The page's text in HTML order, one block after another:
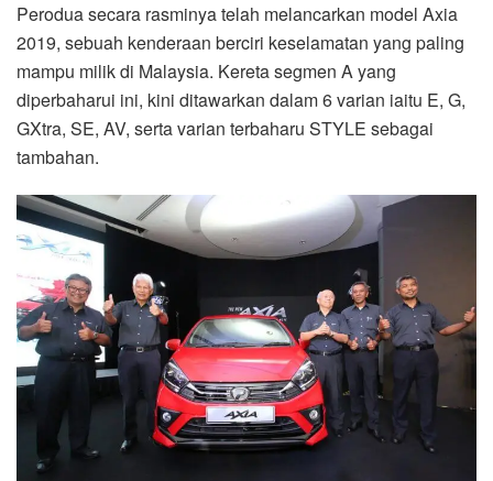
Perodua secara rasminya telah melancarkan model Axia
2019, sebuah kenderaan berciri keselamatan yang paling
mampu milik di Malaysia. Kereta segmen A yang
diperbaharui ini, kini ditawarkan dalam 6 varian iaitu E, G,
GXtra, SE, AV, serta varian terbaharu STYLE sebagai
tambahan.